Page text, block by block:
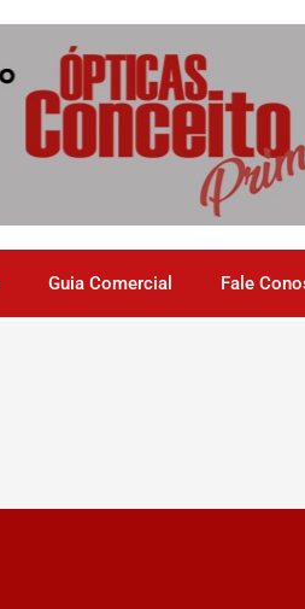
Guia Comercial Fale